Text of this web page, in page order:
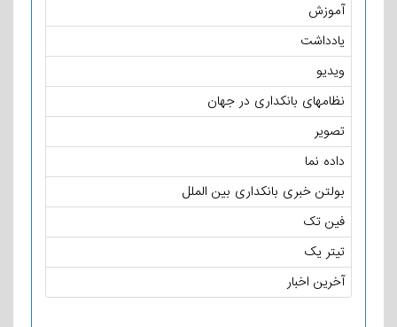
آموزش
یادداشت
ویدیو
نظامهای بانکداری در جهان
تصویر
داده نما
بولتن خبری بانکداری بین الملل
فین تک
تیتر یک
آخرین اخبار